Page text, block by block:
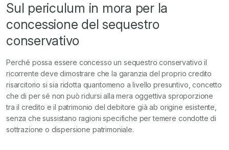
Sul periculum in mora per la
concessione del sequestro
conservativo
Perché possa essere concesso un sequestro conservativo il
ricorrente deve dimostrare che la garanzia del proprio credito
risarcitorio si sia ridotta quantomeno a livello presuntivo, concetto
che di per sé non può ridursi alla mera oggettiva sproporzione
tra il credito e il patrimonio del debitore già ab origine esistente,
senza che sussistano ragioni specifiche per temere condotte di
sottrazione o dispersione patrimoniale.